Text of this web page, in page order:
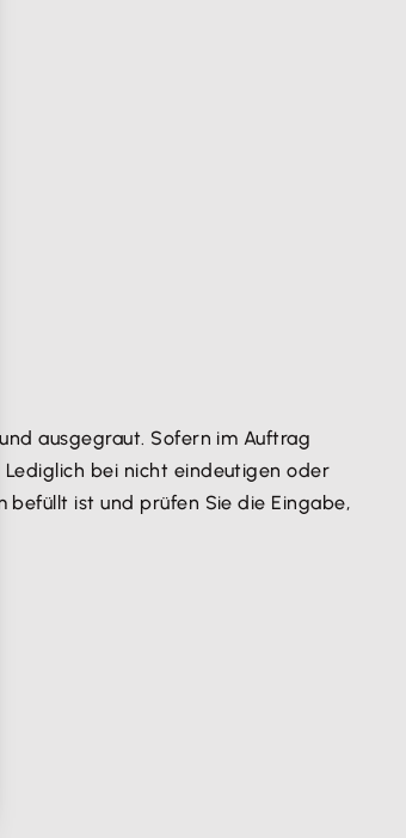
ausgegraut. Sofern im Auftrag
bei nicht eindeutigen oder
befüllt ist und prüfen Sie die Eingabe,